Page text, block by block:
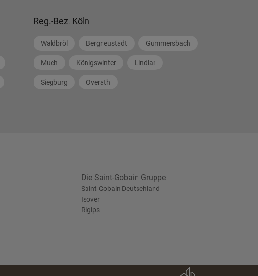
Reg.-Bez. Köln
Waldbröl Bergneustadt Gummersbach
Much Königswinter Lindlar
Siegburg Overath
Die Saint-Gobain Gruppe
Saint-Gobain Deutschland
Isover
Rigips